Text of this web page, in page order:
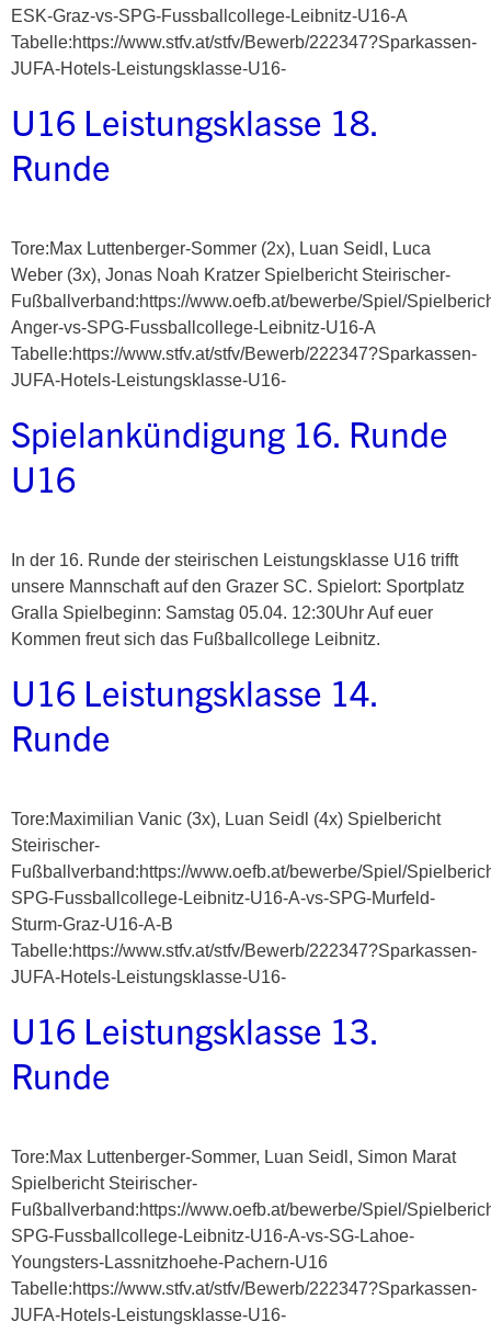
ESK-Graz-vs-SPG-Fussballcollege-Leibnitz-U16-A
Tabelle:https://www.stfv.at/stfv/Bewerb/222347?Sparkassen-
JUFA-Hotels-Leistungsklasse-U16-
U16 Leistungsklasse 18.
Runde
Tore:Max Luttenberger-Sommer (2x), Luan Seidl, Luca
Weber (3x), Jonas Noah Kratzer Spielbericht Steirischer-
Fußballverband:https://www.oefb.at/bewerbe/Spiel/
Anger-vs-SPG-Fussballcollege-Leibnitz-U16-A
Tabelle:https://www.stfv.at/stfv/Bewerb/222347?Sparkassen-
JUFA-Hotels-Leistungsklasse-U16-
Spielankündigung 16. Runde
U16
In der 16. Runde der steirischen Leistungsklasse U16 trifft
unsere Mannschaft auf den Grazer SC. Spielort: Sportplatz
Gralla Spielbeginn: Samstag 05.04. 12:30Uhr Auf euer
Kommen freut sich das Fußballcollege Leibnitz.
U16 Leistungsklasse 14.
Runde
Tore:Maximilian Vanic (3x), Luan Seidl (4x) Spielbericht
Steirischer-
Fußballverband:https://www.oefb.at/bewerbe/Spiel/
SPG-Fussballcollege-Leibnitz-U16-A-vs-SPG-Murfeld-
Sturm-Graz-U16-A-B
Tabelle:https://www.stfv.at/stfv/Bewerb/222347?Sparkassen-
JUFA-Hotels-Leistungsklasse-U16-
U16 Leistungsklasse 13.
Runde
Tore:Max Luttenberger-Sommer, Luan Seidl, Simon Marat
Spielbericht Steirischer-
Fußballverband:https://www.oefb.at/bewerbe/Spiel/
SPG-Fussballcollege-Leibnitz-U16-A-vs-SG-Lahoe-
Youngsters-Lassnitzhoehe-Pachern-U16
Tabelle:https://www.stfv.at/stfv/Bewerb/222347?Sparkassen-
JUFA-Hotels-Leistungsklasse-U16-